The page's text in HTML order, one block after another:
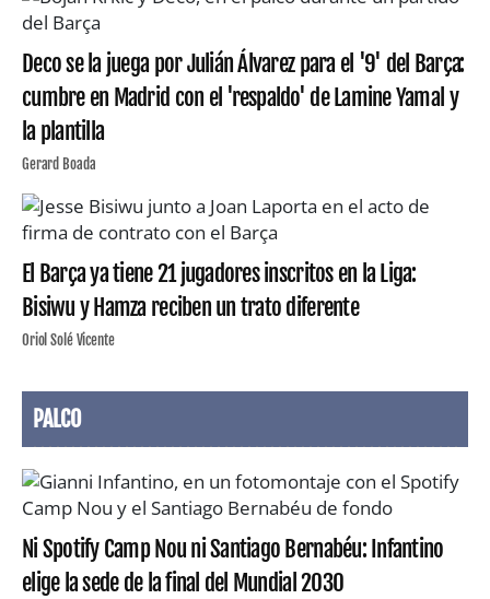
Deco se la juega por Julián Álvarez para el '9' del Barça:
cumbre en Madrid con el 'respaldo' de Lamine Yamal y
la plantilla
Gerard Boada
El Barça ya tiene 21 jugadores inscritos en la Liga:
Bisiwu y Hamza reciben un trato diferente
Oriol Solé Vicente
PALCO
Ni Spotify Camp Nou ni Santiago Bernabéu: Infantino
elige la sede de la final del Mundial 2030